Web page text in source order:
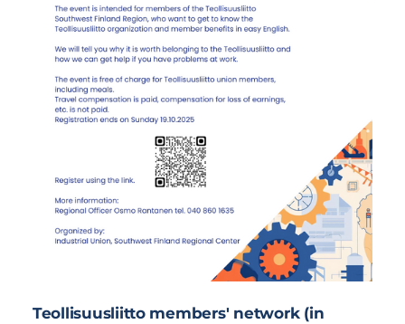
Teollisuusliitto members' network (in